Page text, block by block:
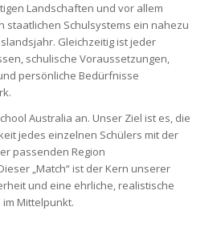
Landschaften und vor allem
staatlichen Schulsystems ein nahezu
Gleichzeitig ist jeder
schulische Voraussetzungen,
persönliche Bedürfnisse
Australia an. Unser Ziel ist es, die
jedes einzelnen Schülers mit der
passenden Region
„Match“ ist der Kern unserer
und eine ehrliche, realistische
Mittelpunkt.